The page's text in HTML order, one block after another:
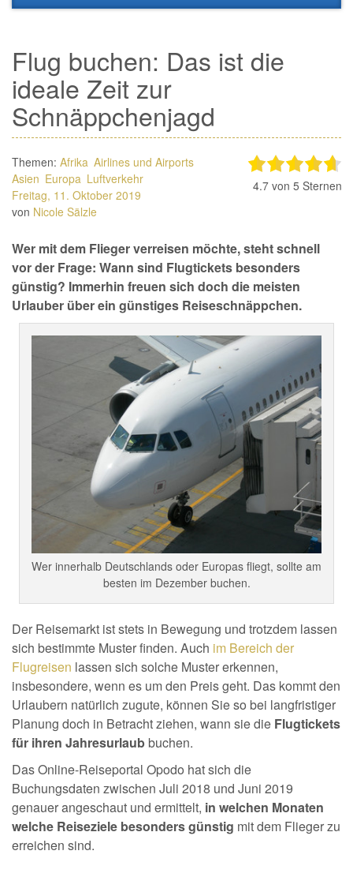
Flug buchen: Das ist die
ideale Zeit zur
Schnäppchenjagd
Themen: Afrika Airlines und Airports
Asien Europa Luftverkehr
Freitag, 11. Oktober 2019
von Nicole Sälzle
4.7von 5 Sternen
Wer mit dem Flieger verreisen möchte, steht schnell
vor der Frage: Wann sind Flugtickets besonders
günstig? Immerhin freuen sich doch die meisten
Urlauber über ein günstiges Reiseschnäppchen.
Wer innerhalb Deutschlands oder Europas fliegt, sollte am
besten im Dezember buchen.
Der Reisemarkt ist stets in Bewegung und trotzdem lassen
sich bestimmte Muster finden. Auch im Bereich der
Flugreisen lassen sich solche Muster erkennen,
insbesondere, wenn es um den Preis geht. Das kommt den
Urlaubern natürlich zugute, können Sie so bei langfristiger
Planung doch in Betracht ziehen, wann sie die Flugtickets
für ihren Jahresurlaubbuchen.
Das Online-Reiseportal Opodo hat sich die
Buchungsdaten zwischen Juli 2018 und Juni 2019
genauer angeschaut und ermittelt, in welchen Monaten
welche Reiseziele besonders günstig mit dem Flieger zu
erreichen sind.